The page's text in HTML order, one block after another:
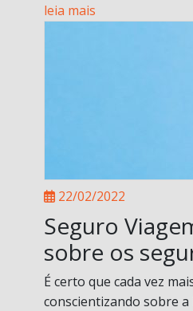
leia mais
22/02/2022
Seguro
sobre os
É certo que cada vez
conscientizando sobre